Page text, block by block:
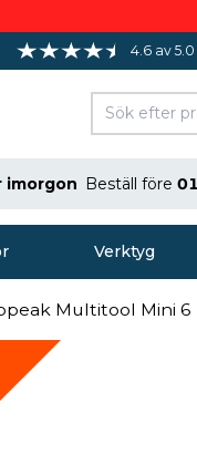
4.6 av 5.0
imorgon Beställ före
Verktyg
Multitool Mini 6